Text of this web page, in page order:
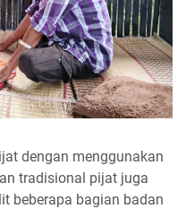
dengan menggunakan
tradisional pijat juga
beberapa bagian badan